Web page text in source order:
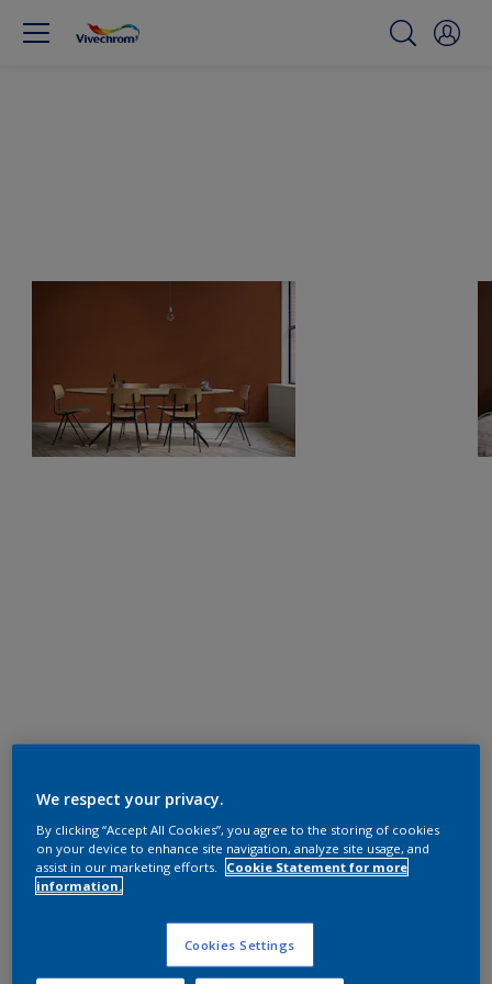
We respect your privacy.
By clicking “Accept All Cookies”, you agree to the storing of cookies
on your device to enhance site navigation, analyze site usage, and
assist in our marketing efforts.
Cookie Statement for more
information.
Cookies Settings